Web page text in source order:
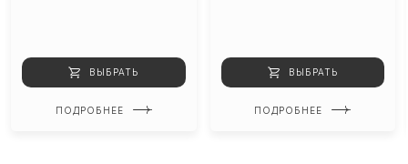
ВЫБРАТЬ
ПОДРОБНЕЕ
ВЫБРАТЬ
ПОДРОБНЕЕ